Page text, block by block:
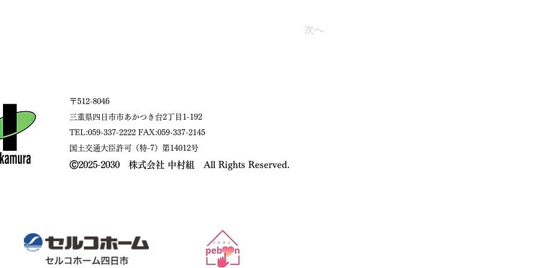
次へ
〒512-8046
三重県四日市市あかつき台2丁目1-192
TEL:059-337-2222 FAX:059-337-2145
国土交通大臣許可（特-7）第14012号​
​Ⓒ2025-2030 株式会社 中村組 All Rights Reserved.